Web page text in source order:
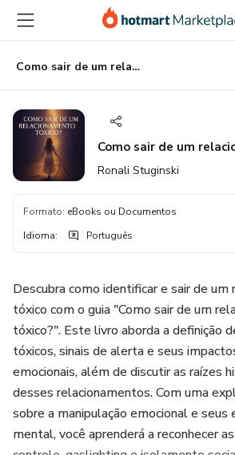
para
conteúdo
principal
para
pagamento
para
rodapé
Como sair de um relacionamento tóxico?
Como sair de um
Ronali Stuginski
Formato: eBooks ou Documentos
Idioma: Português
Descubra como identificar e sair de um
tóxico com o guia "Como sair de um
tóxico?". Este livro aborda a definição
tóxicos, sinais de alerta e seus
emocionais, além de discutir as raízes
desses relacionamentos. Com uma
sobre a manipulação emocional e seus
mental, você aprenderá a reconhecer